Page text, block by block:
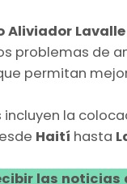
Aliviador Lavalle
problemas de
permitan
incluyen la
Haití hasta
las noticias